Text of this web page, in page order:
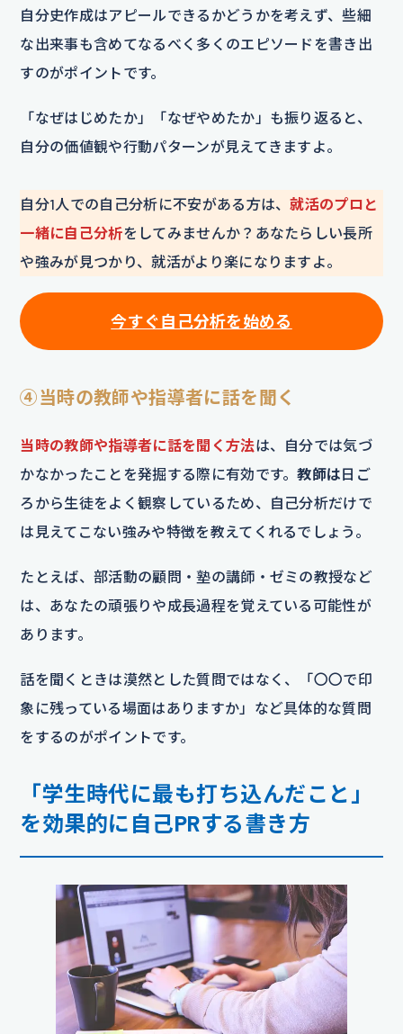
自分史作成はアピールできるかどうかを考えず、些細
な出来事も含めてなるべく多くのエピソードを書き出
すのがポイントです。
「なぜはじめたか」「なぜやめたか」も振り返ると、
自分の価値観や行動パターンが見えてきますよ。
自分1人での自己分析に不安がある方は、就活のプロと
一緒に自己分析をしてみませんか？あなたらしい長所
や強みが見つかり、就活がより楽になりますよ。
今すぐ自己分析を始める
④当時の教師や指導者に話を聞く
当時の教師や指導者に話を聞く方法は、自分では気づ
かなかったことを発掘する際に有効です。教師は日ご
ろから生徒をよく観察しているため、自己分析だけで
は見えてこない強みや特徴を教えてくれるでしょう。
たとえば、部活動の顧問・塾の講師・ゼミの教授など
は、あなたの頑張りや成長過程を覚えている可能性が
あります。
話を聞くときは漠然とした質問ではなく、「〇〇で印
象に残っている場面はありますか」など具体的な質問
をするのがポイントです。
「学生時代に最も打ち込んだこと」
を効果的に自己PRする書き方